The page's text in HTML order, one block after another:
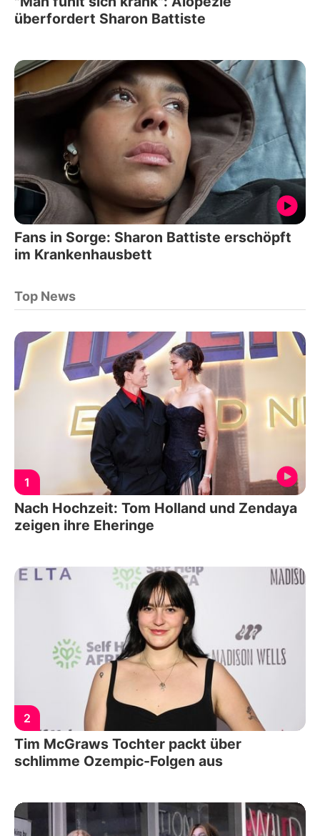
überfordert Sharon Battiste
Fans in Sorge: Sharon Battiste erschöpft
im Krankenhausbett
Top News
1
Nach Hochzeit: Tom Holland und Zendaya
zeigen ihre Eheringe
2
Tim McGraws Tochter packt über
schlimme Ozempic-Folgen aus